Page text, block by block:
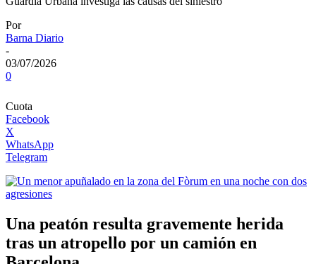
Por
Barna Diario
-
03/07/2026
0
Cuota
Facebook
X
WhatsApp
Telegram
Una peatón resulta gravemente herida
tras un atropello por un camión en